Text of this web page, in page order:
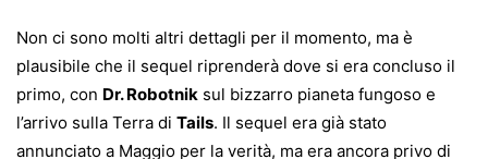
Non ci sono molti altri dettagli per il momento, ma è
plausibile che il sequel riprenderà dove si era concluso il
primo, con Dr. Robotnik sul bizzarro pianeta fungoso e
l’arrivo sulla Terra di Tails. Il sequel era già stato
annunciato a Maggio per la verità, ma era ancora privo di